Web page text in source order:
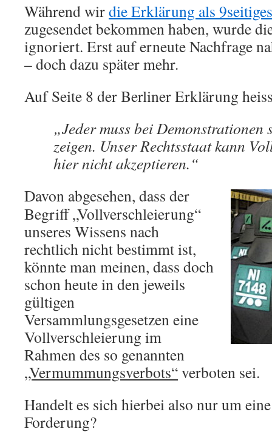
Während wirdie Erklärung als
zugesendet bekommen haben, wurde
ignoriert. Erst auf erneute Nachfrage
– doch dazu später mehr.
Auf Seite 8 der Berliner Erklärung
„Jeder muss bei Demonstrationen
zeigen. Unser Rechtsstaat kann
hier nicht akzeptieren.“
Davon abgesehen, dass der
Begriff „Vollverschleierung“
unseres Wissens nach
rechtlich nicht bestimmt ist,
könnte man meinen, dass doch
schon heute in den jeweils
gültigen
Versammlungsgesetzen eine
Vollverschleierung im
Rahmen des so genannten
„Vermummungsverbots“verboten sei.
Handelt es sich hierbei also nur um
Forderung?